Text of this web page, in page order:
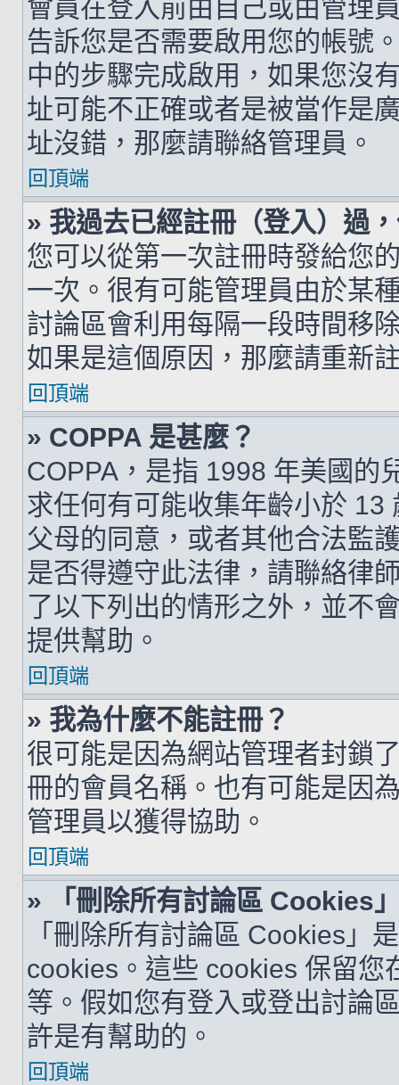
會員在登入前由自己或由管理
告訴您是否需要啟用您的帳號
中的步驟完成啟用，如果您沒
址可能不正確或者是被當作是
址沒錯，那麼請聯絡管理員。
回頂端
» 我過去已經註冊（登入）過
您可以從第一次註冊時發給您
一次。很有可能管理員由於某
討論區會利用每隔一段時間移
如果是這個原因，那麼請重新
回頂端
» COPPA 是甚麼？
COPPA，是指 1998 年美國的
求任何有可能收集年齡小於 13
父母的同意，或者其他合法監
是否得遵守此法律，請聯絡律
了以下列出的情形之外，並不
提供幫助。
回頂端
» 我為什麼不能註冊？
很可能是因為網站管理者封鎖
冊的會員名稱。也有可能是因
管理員以獲得協助。
回頂端
» 「刪除所有討論區 Cookies
「刪除所有討論區 Cookies」
cookies。這些 cookies 保留您
等。假如您有登入或登出討論
許是有幫助的。
回頂端